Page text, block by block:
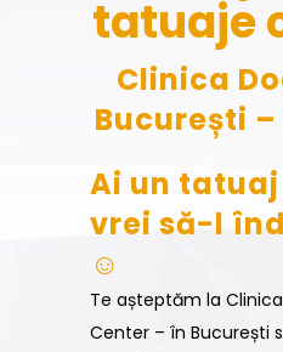
tatuaje
Clinica
București
Ai un
vrei să-l
☺️
Te așteptăm la
Center – în București